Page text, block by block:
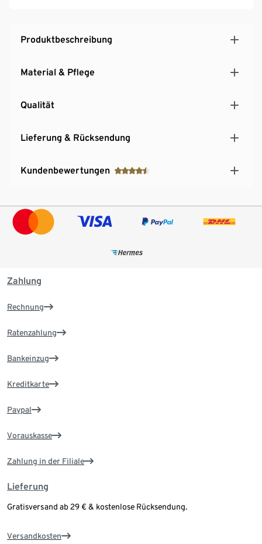
Produktbeschreibung
Material & Pflege
Qualität
Lieferung & Rücksendung
Kundenbewertungen
Zahlung
Rechnung
Ratenzahlung
Bankeinzug
Kreditkarte
Paypal
Vorauskasse
Zahlung in der Filiale
Lieferung
Gratisversand ab 29 € & kostenlose Rücksendung.
Versandkosten